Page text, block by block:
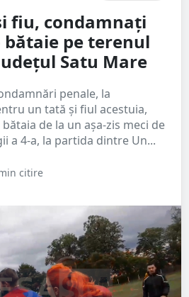
fiu, condamnați
bătaie pe terenul
Satu Mare
penale, la
un tată și fiul acestuia,
de la un așa-zis meci de
a 4-a, la partida dintre Un...
citire